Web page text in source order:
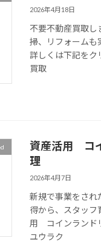
2026年4月18日
不要不動産買取し
掃、リフォームも
詳しくは下記を
買取
資産活用 コ
理
2026年4月7日
新規で事業をされ
得から、スタッフ
用 コインランド
ユウラク